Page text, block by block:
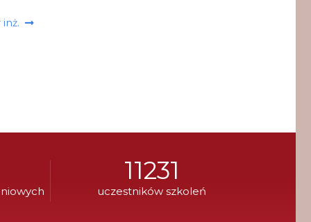
11231
uczestników szkoleń